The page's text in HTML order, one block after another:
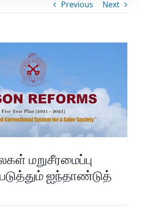
Previous Next
மறுசீரமைப்பு
ஐந்தாண்டுத்